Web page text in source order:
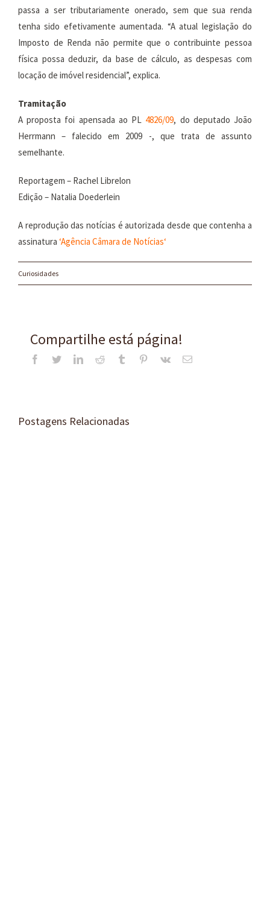
passa a ser tributariamente onerado, sem que sua renda
tenha sido efetivamente aumentada. “A atual legislação do
Imposto de Renda não permite que o contribuinte pessoa
física possa deduzir, da base de cálculo, as despesas com
locação de imóvel residencial”, explica.
Tramitação
A proposta foi apensada ao PL 4826/09, do deputado João
Herrmann – falecido em 2009 -, que trata de assunto
semelhante.
Reportagem – Rachel Librelon
Edição – Natalia Doederlein
A reprodução das notícias é autorizada desde que contenha a
assinatura ‘Agência Câmara de Notícias‘
Curiosidades
Compartilhe está página!
Facebook
TwitterLinkedInReddit Tumblr Pinterest
Vk
E-
Postagens Relacionadas